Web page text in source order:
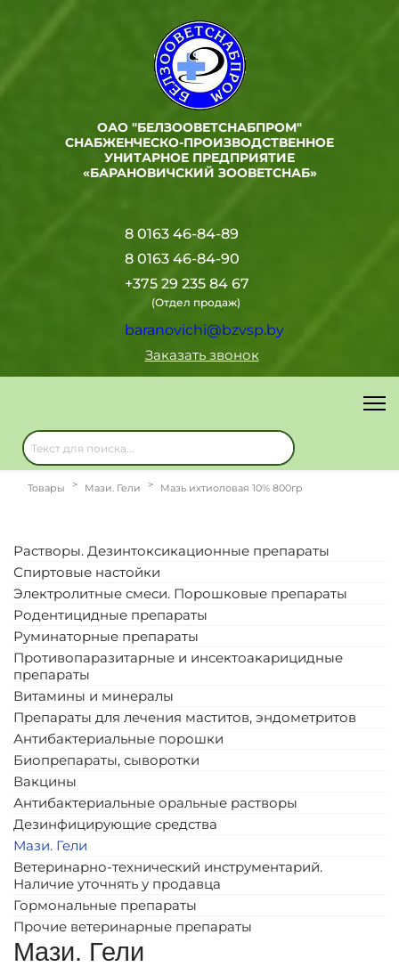
ОАО "БЕЛЗООВЕТСНАБПРОМ"
СНАБЖЕНЧЕСКО-ПРОИЗВОДСТВЕННОЕ
УНИТАРНОЕ ПРЕДПРИЯТИЕ
«БАРАНОВИЧСКИЙ ЗООВЕТСНАБ»
8 0163 46-84-89
8 0163 46-84-90
+375 29 235 84 67
(Отдел продаж)
baranovichi@bzvsp.by
Заказать звонок
Товары Мази. Гели Мазь ихтиоловая 10% 800гр
Растворы. Дезинтоксикационные препараты
Спиртовые настойки
Электролитные смеси. Порошковые препараты
Родентицидные препараты
Руминаторные препараты
Противопаразитарные и инсектоакарицидные
препараты
Витамины и минералы
Препараты для лечения маститов, эндометритов
Антибактериальные порошки
Биопрепараты, сыворотки
Вакцины
Антибактериальные оральные растворы
Дезинфицирующие средства
Мази. Гели
Ветеринарно-технический инструментарий.
Наличие уточнять у продавца
Гормональные препараты
Прочие ветеринарные препараты
Мази. Гели